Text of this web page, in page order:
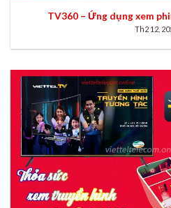
TV360 – Ứng dụng xem
Th2 12,